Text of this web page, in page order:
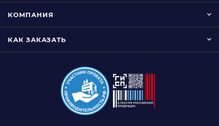
КОМПАНИЯ
КАК ЗАКАЗАТЬ